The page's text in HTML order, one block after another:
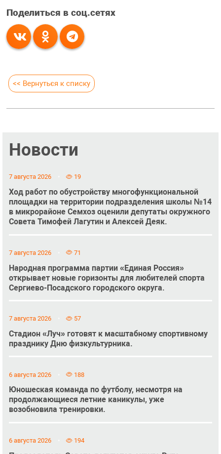
Поделиться в соц.сетях
<< Вернуться к списку
Новости
7 августа 2026 19
Ход работ по обустройству многофункциональной
площадки на территории подразделения школы №14
в микрорайоне Семхоз оценили депутаты окружного
Совета Тимофей Лагутин и Алексей Деяк.
7 августа 2026 71
Народная программа партии «Единая Россия»
открывает новые горизонты для любителей спорта
Сергиево-Посадского городского округа.
7 августа 2026 57
Стадион «Луч» готовят к масштабному спортивному
празднику Дню физкультурника.
6 августа 2026 188
Юношеская команда по футболу, несмотря на
продолжающиеся летние каникулы, уже
возобновила тренировки.
6 августа 2026 194